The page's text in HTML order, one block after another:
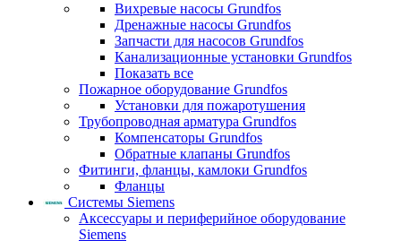
Вихревые насосы Grundfos
Дренажные насосы Grundfos
Запчасти для насосов Grundfos
Канализационные установки Grundfos
Показать все
Пожарное оборудование Grundfos
Установки для пожаротушения
Трубопроводная арматура Grundfos
Компенсаторы Grundfos
Обратные клапаны Grundfos
Фитинги, фланцы, камлоки Grundfos
Фланцы
Системы Siemens
Аксессуары и периферийное оборудование
Siemens